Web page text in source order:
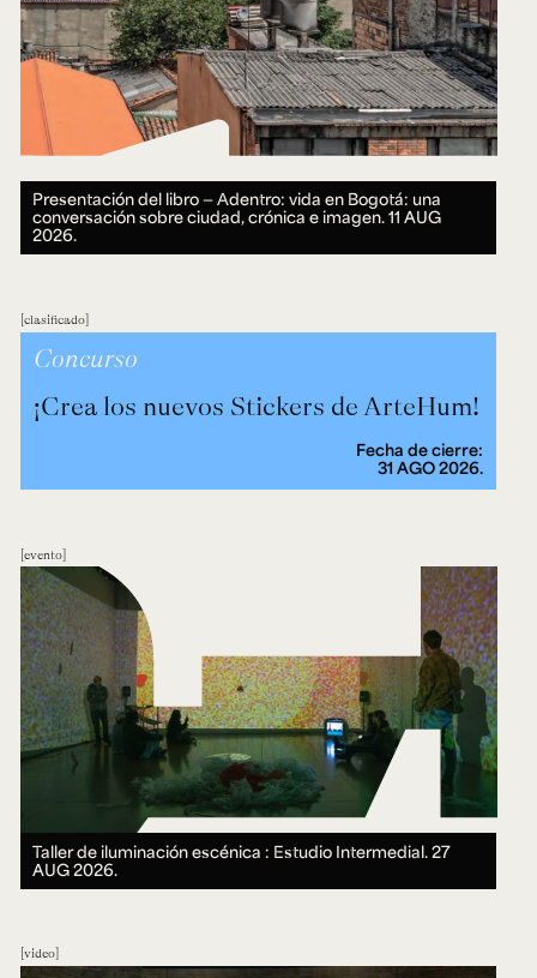
Presentación del libro — Adentro: vida en Bogotá: una
conversación sobre ciudad, crónica e imagen.11 AUG
2026.
clasificado
Concurso
¡Crea los nuevos Stickers de ArteHum!
Fecha de cierre:
31 AGO 2026.
evento
Taller de iluminación escénica : Estudio Intermedial.27
AUG 2026.
video